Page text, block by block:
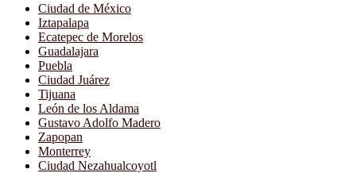
Ciudad de México
Iztapalapa
Ecatepec de Morelos
Guadalajara
Puebla
Ciudad Juárez
Tijuana
León de los Aldama
Gustavo Adolfo Madero
Zapopan
Monterrey
Ciudad Nezahualcoyotl